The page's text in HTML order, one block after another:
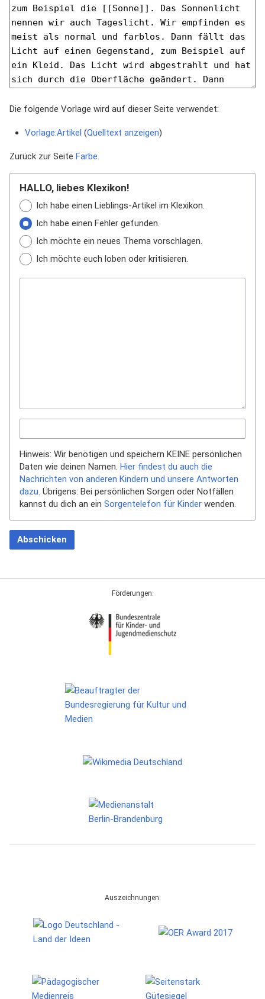
Die folgende Vorlage wird auf dieser Seite verwendet:
Vorlage:Artikel (Quelltext anzeigen)
Zurück zur Seite Farbe.
HALLO, liebes Klexikon!
Ich habe einen Lieblings-Artikel im Klexikon.
Ich habe einen Fehler gefunden.
Ich möchte ein neues Thema vorschlagen.
Ich möchte euch loben oder kritisieren.
Hinweis: Wir benötigen und speichern KEINE persönlichen
Daten wie deinen Namen. Hier findest du auch die
Nachrichten von anderen Kindern und unsere Antworten
dazu. Übrigens: Bei persönlichen Sorgen oder Notfällen
kannst du dich an ein Sorgentelefon für Kinder wenden.
Abschicken
Förderungen:
Auszeichnungen: